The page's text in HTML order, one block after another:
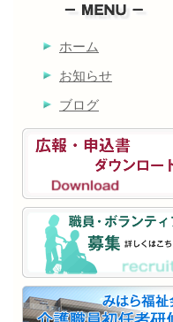
ホーム
お知らせ
ブログ